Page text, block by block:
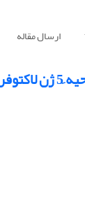
ارسال مقاله